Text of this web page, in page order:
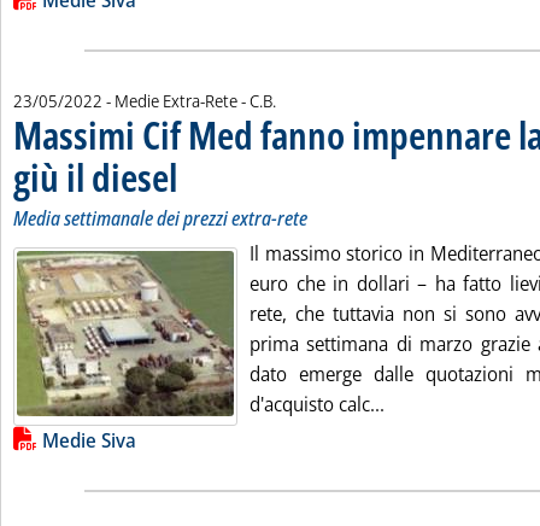
23/05/2022 - Medie Extra-Rete -di:
C.B.
Massimi Cif Med fanno impennare
giù il diesel . Sottotitolo: Media settimanale dei prezzi extra-rete
. Pubblicata lunedì 23 maggio 2022 alle 13.45.
Media settimanale dei prezzi extra-rete
Il massimo storico in
euro che in dollari – ha fatto
rete, che tuttavia non si sono
prima settimana di marzo grazie
dato emerge dalle quotazioni
d'acquisto calc...
Lista allegati PDF alla notizia
Medie Siva